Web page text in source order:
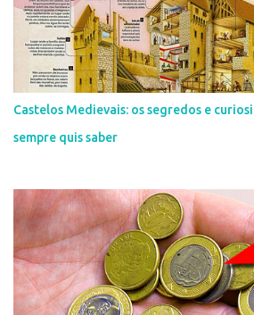
Castelos Medievais: os segredos e
sempre quis saber